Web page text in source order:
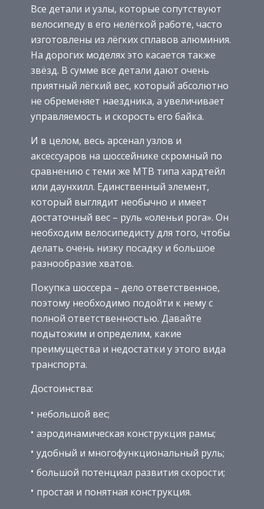
Все детали и узлы, которые сопутствуют
велосипеду в его нелёгкой работе, часто
изготовлены из лёгких сплавов алюминия.
На дорогих моделях это касается также
звёзд. В сумме все детали дают очень
приятный лёгкий вес, который абсолютно
не обременяет наездника, а увеличивает
управляемость и скорость его байка.
И в целом, весь арсенал узлов и
аксессуаров на шоссейнике скромный по
сравнению с теми же MTB типа хардтейл
или даунхилл. Единственный элемент,
который выглядит необычно и имеет
достаточный вес – руль «оленьи рога». Он
необходим велосипедисту для того, чтобы
делать очень низку посадку и большое
разнообразие хватов.
Покупка шоссера – дело ответственное,
поэтому необходимо подойти к нему с
полной ответственностью. Давайте
подытожим и определим, какие
преимущества и недостатки у этого вида
транспорта.
Достоинства:
небольшой вес;
аэродинамическая конструкция рамы;
удобный и многофункциональный руль;
большой потенциал развития скорости;
простая и понятная конструкция.